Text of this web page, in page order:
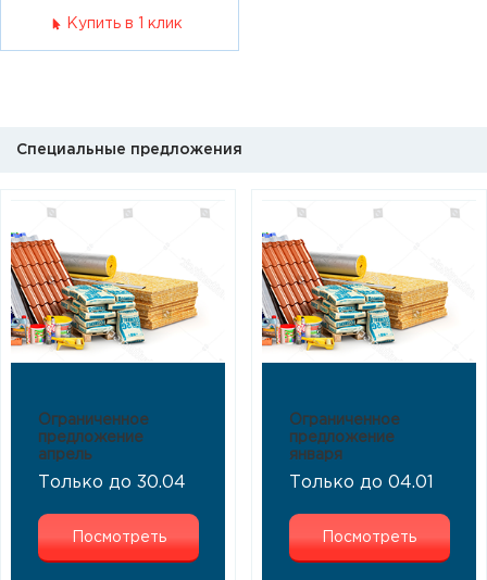
Купить в 1 клик
Специальные предложения
Ограниченное
предложение
апрель
Только до 30.04
Посмотреть
Ограниченное
предложение
января
Только до 04.01
Посмотреть